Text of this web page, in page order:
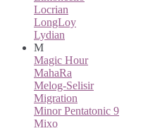
Locrian
LongLoy
Lydian
M
Magic Hour
MahaRa
Melog-Selisir
Migration
Minor Pentatonic 9
Mixo